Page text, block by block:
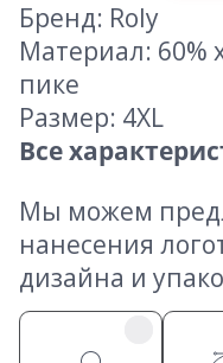
Бренд: Roly
Материал: 60%
пике
Размер: 4XL
Все
Мы можем
нанесения
дизайна и